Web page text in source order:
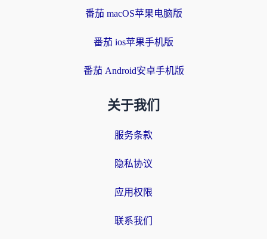
番茄 macOS苹果电脑版
番茄 ios苹果手机版
番茄 Android安卓手机版
关于我们
服务条款
隐私协议
应用权限
联系我们